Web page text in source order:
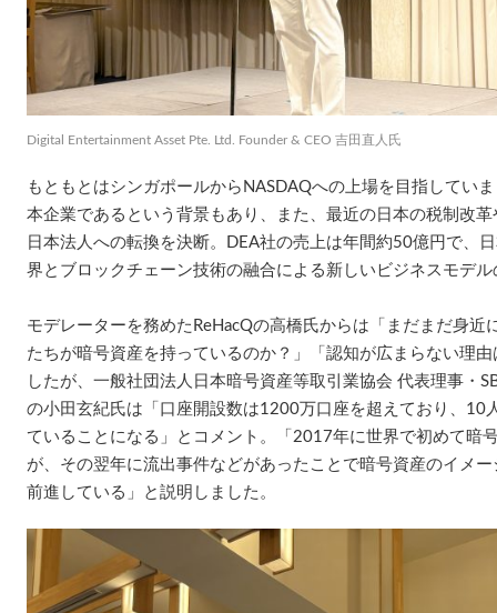
Digital Entertainment Asset Pte. Ltd. Founder & CEO 吉田直人氏
もともとはシンガポールからNASDAQへの上場を目指してい
本企業であるという背景もあり、また、最近の日本の税制改
日本法人への転換を決断。DEA社の売上は年間約50億円で、
界とブロックチェーン技術の融合による新しいビジネスモデ
モデレーターを務めたReHacQの高橋氏からは「まだまだ身近
たちが暗号資産を持っているのか？」「認知が広まらない理
したが、一般社団法人日本暗号資産等取引業協会 代表理事・
の小田玄紀氏は「口座開設数は1200万口座を超えており、10
ていることになる」とコメント。「2017年に世界で初めて暗
が、その翌年に流出事件などがあったことで暗号資産のイメ
前進している」と説明しました。